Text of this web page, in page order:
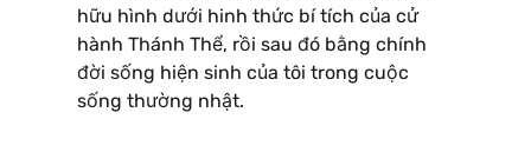
hữu hình dưới hinh thức bí tích của cử
hành Thánh Thể, rồi sau đó bằng chính
đời sống hiện sinh của tôi trong cuộc
sống thường nhật.